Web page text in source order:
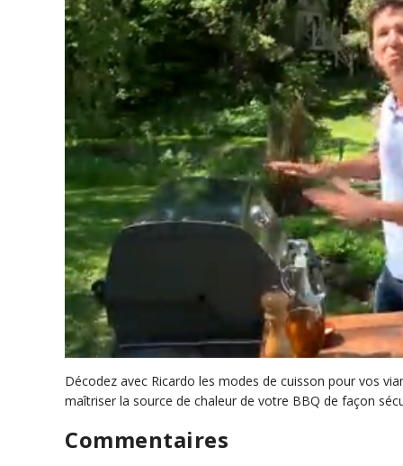
s
c
n
d
Décodez avec Ricardo les modes de cuisson pour vos
maîtriser la source de chaleur de votre BBQ de façon
Commentaires